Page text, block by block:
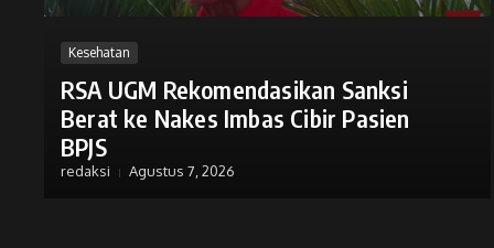
Kesehatan
RSA UGM Rekomendasikan Sanksi
Berat ke Nakes Imbas Cibir Pasien
BPJS
redaksi Agustus 7, 2026